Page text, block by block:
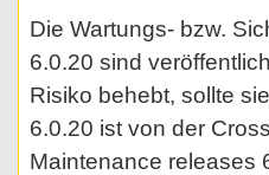
Die Wartungs- bzw.
6.0.20 sind
Risiko behebt, sollte
6.0.20 ist von der
Maintenance releases